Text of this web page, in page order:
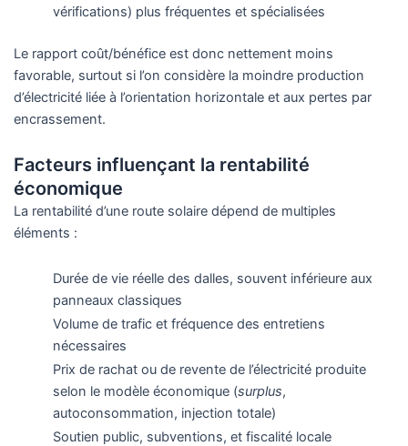
vérifications) plus fréquentes et spécialisées
Le rapport coût/bénéfice est donc nettement moins
favorable, surtout si l’on considère la moindre production
d’électricité liée à l’orientation horizontale et aux pertes par
encrassement.
Facteurs influençant la rentabilité
économique
La rentabilité d’une route solaire dépend de multiples
éléments :
Durée de vie réelle des dalles, souvent inférieure aux
panneaux classiques
Volume de trafic et fréquence des entretiens
nécessaires
Prix de rachat ou de revente de l’électricité produite
selon le modèle économique (surplus,
autoconsommation, injection totale)
Soutien public, subventions, et fiscalité locale